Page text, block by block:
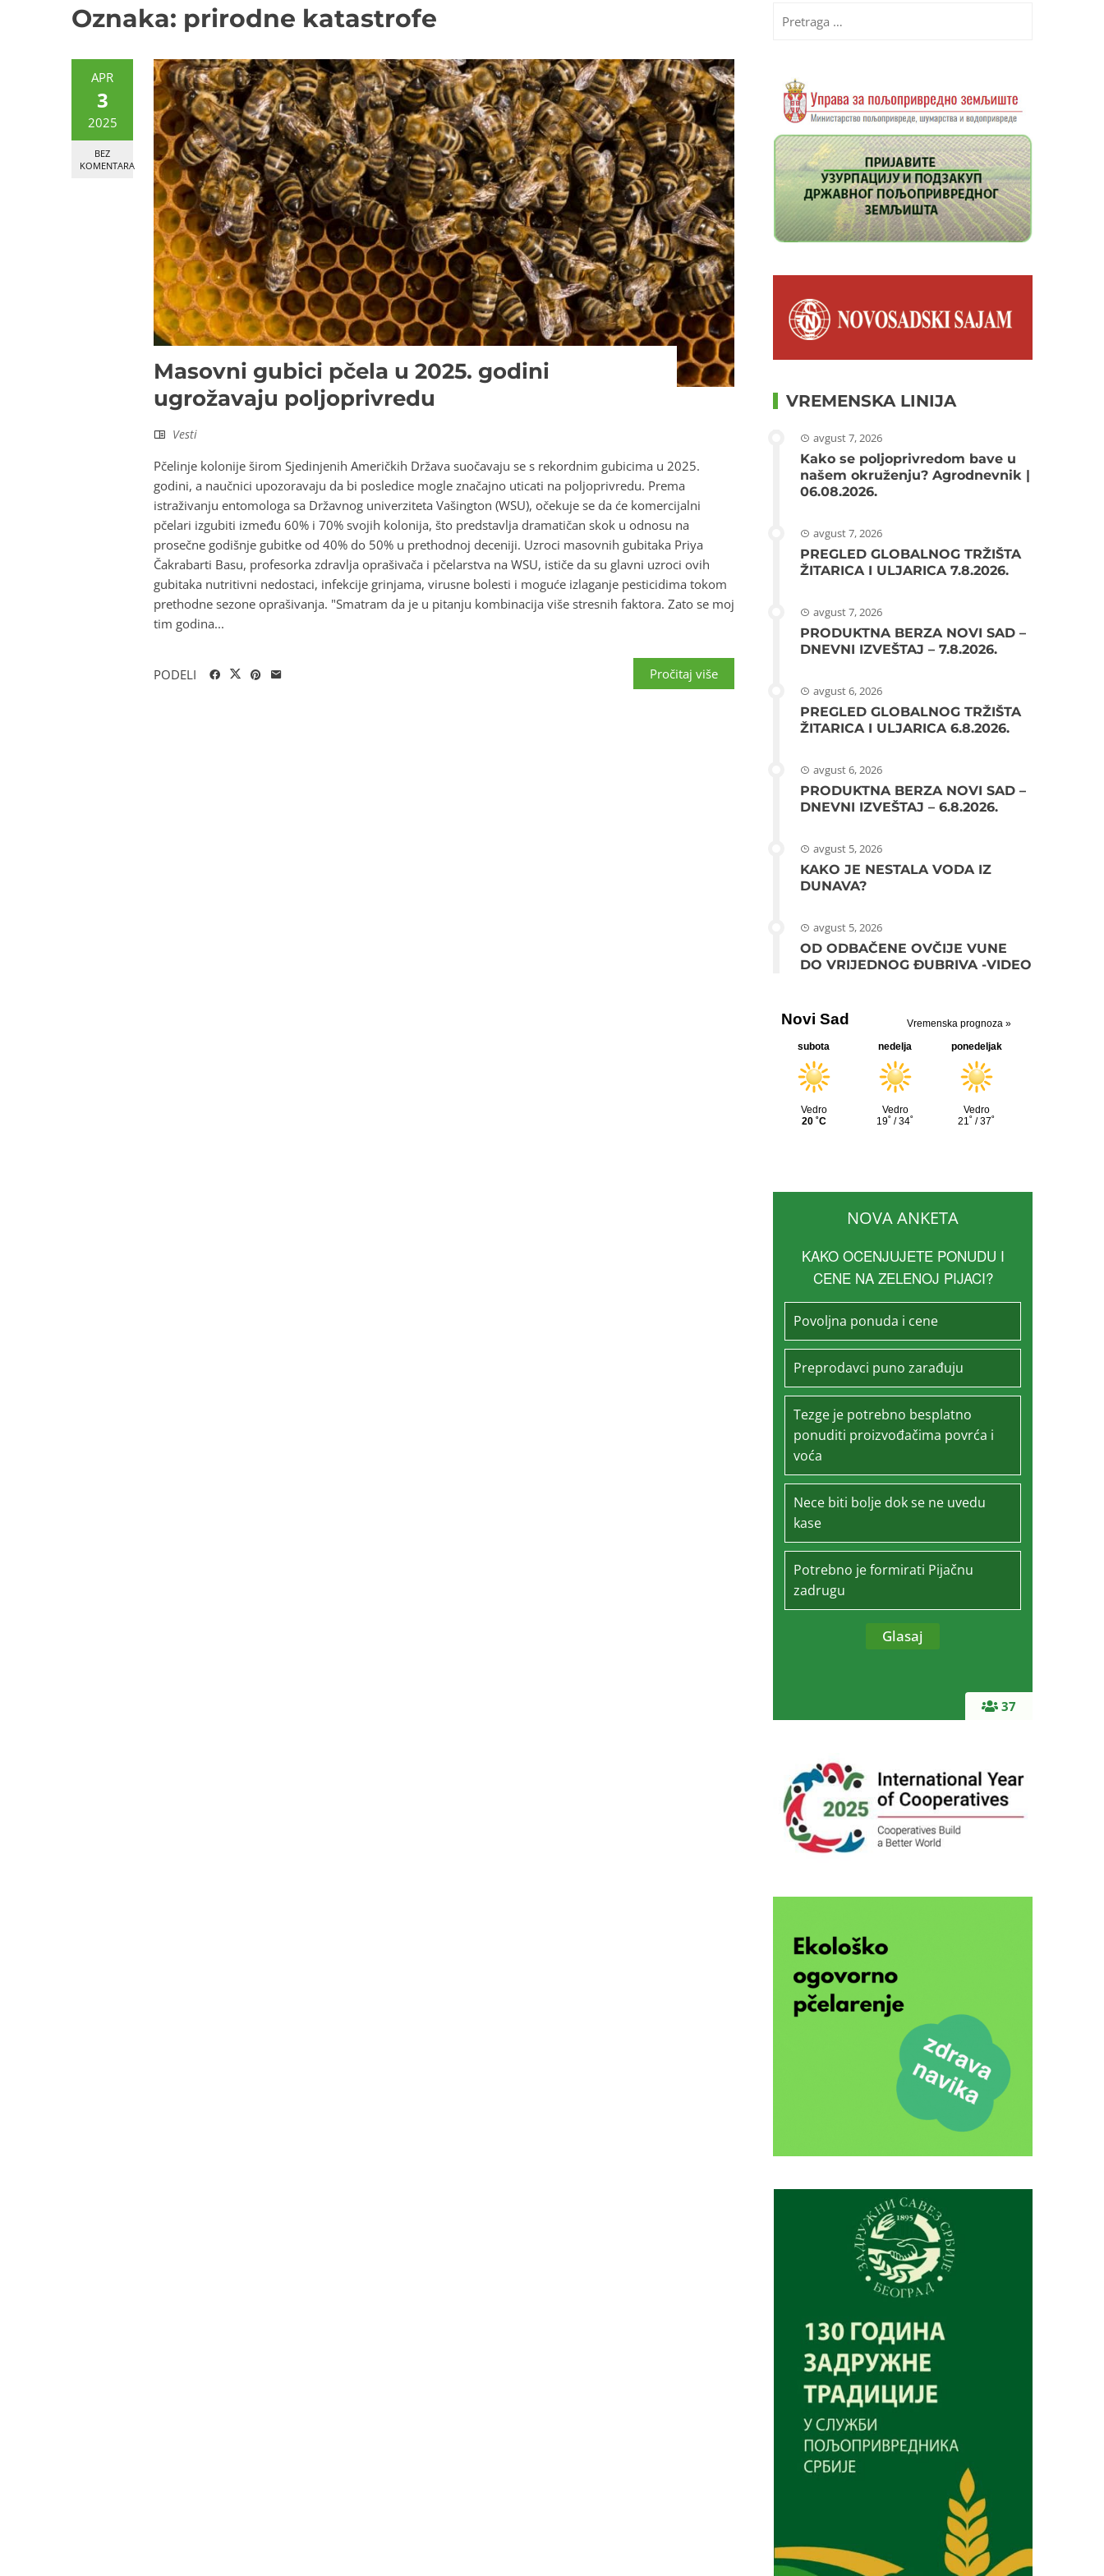
Oznaka: prirodne katastrofe
APR
3
2025
BEZ
KOMENTARA
Masovni gubici pčela u 2025. godini
ugrožavaju poljoprivredu
Vesti
Pčelinje kolonije širom Sjedinjenih Američkih Država suočavaju se s rekordnim gubicima u 2025.
godini, a naučnici upozoravaju da bi posledice mogle značajno uticati na poljoprivredu. Prema
istraživanju entomologa sa Državnog univerziteta Vašington (WSU), očekuje se da će komercijalni
pčelari izgubiti između 60% i 70% svojih kolonija, što predstavlja dramatičan skok u odnosu na
prosečne godišnje gubitke od 40% do 50% u prethodnoj deceniji. Uzroci masovnih gubitaka Priya
Čakrabarti Basu, profesorka zdravlja oprašivača i pčelarstva na WSU, ističe da su glavni uzroci ovih
gubitaka nutritivni nedostaci, infekcije grinjama, virusne bolesti i moguće izlaganje pesticidima tokom
prethodne sezone oprašivanja. "Smatram da je u pitanju kombinacija više stresnih faktora. Zato se moj
tim godina...
Pročitaj više
PODELI
za:
VREMENSKA LINIJA
avgust 7, 2026
Kako se poljoprivredom bave u
našem okruženju? Agrodnevnik |
06.08.2026.
avgust 7, 2026
PREGLED GLOBALNOG TRŽIŠTA
ŽITARICA I ULJARICA 7.8.2026.
avgust 7, 2026
PRODUKTNA BERZA NOVI SAD –
DNEVNI IZVEŠTAJ – 7.8.2026.
avgust 6, 2026
PREGLED GLOBALNOG TRŽIŠTA
ŽITARICA I ULJARICA 6.8.2026.
avgust 6, 2026
PRODUKTNA BERZA NOVI SAD –
DNEVNI IZVEŠTAJ – 6.8.2026.
avgust 5, 2026
KAKO JE NESTALA VODA IZ
DUNAVA?
avgust 5, 2026
OD ODBAČENE OVČIJE VUNE
DO VRIJEDNOG ĐUBRIVA -VIDEO
37
NOVA ANKETA
KAKO OCENJUJETE PONUDU I
CENE NA ZELENOJ PIJACI?
Povoljna ponuda i cene
Preprodavci puno zarađuju
Tezge je potrebno besplatno
ponuditi proizvođačima povrća i
voća
Nece biti bolje dok se ne uvedu
kase
Potrebno je formirati Pijačnu
zadrugu